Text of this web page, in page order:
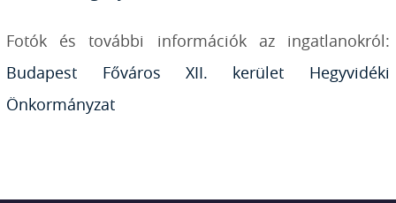
Fotók és további információk az ingatlanokról:
Budapest Főváros XII. kerület Hegyvidéki
Önkormányzat